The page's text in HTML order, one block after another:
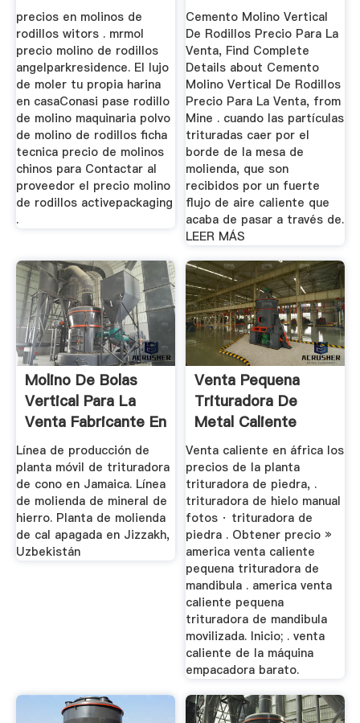
precios en molinos de
rodillos witors . mrmol
precio molino de rodillos
angelparkresidence. El lujo
de moler tu propia harina
en casaConasi pase rodillo
de molino maquinaria polvo
de molino de rodillos ficha
tecnica precio de molinos
chinos para Contactar al
proveedor el precio molino
de rodillos activepackaging
.
Cemento Molino Vertical
De Rodillos Precio Para La
Venta, Find Complete
Details about Cemento
Molino Vertical De Rodillos
Precio Para La Venta, from
Mine . cuando las partículas
trituradas caer por el
borde de la mesa de
molienda, que son
recibidos por un fuerte
flujo de aire caliente que
acaba de pasar a través de.
LEER MÁS
Molino De Bolas
Vertical Para La
Venta Fabricante En
Tailandia
Línea de producción de
planta móvil de trituradora
de cono en Jamaica. Línea
de molienda de mineral de
hierro. Planta de molienda
de cal apagada en Jizzakh,
Uzbekistán
Venta Pequena
Trituradora De
Metal Caliente
Venta caliente en áfrica los
precios de la planta
trituradora de piedra, .
trituradora de hielo manual
fotos · trituradora de
piedra . Obtener precio »
america venta caliente
pequena trituradora de
mandibula . america venta
caliente pequena
trituradora de mandibula
movilizada. Inicio; . venta
caliente de la máquina
empacadora barato.